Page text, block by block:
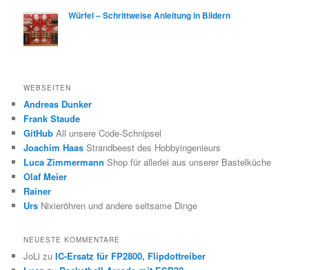
Würfel – Schrittweise Anleitung in Bildern
WEBSEITEN
Andreas Dunker
Frank Staude
GitHub All unsere Code-Schnipsel
Joachim Haas Strandbeest des Hobbyingenieurs
Luca Zimmermann Shop für allerlei aus unserer Bastelküche
Olaf Meier
Rainer
Urs Nixieröhren und andere seltsame Dinge
NEUESTE KOMMENTARE
JoLi zuIC-Ersatz für FP2800, Flipdottreiber